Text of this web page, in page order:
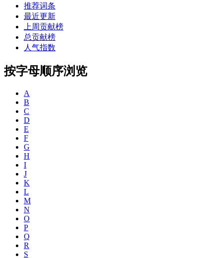
推荐词条
最近更新
上周贡献榜
总贡献榜
人气指数
按字母顺序浏览
A
B
C
D
E
F
G
H
I
J
K
L
M
N
O
P
Q
R
S